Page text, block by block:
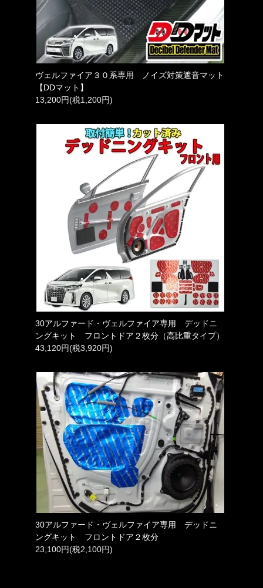
ヴェルファイア３０系専用 ノイズ対策遮音マット
【DDマット】
13,200円(税1,200円)
30アルファード・ヴェルファイア専用 デッドニ
ングキット フロントドア２枚分（高比重タイプ）
43,120円(税3,920円)
30アルファード・ヴェルファイア専用 デッドニ
ングキット フロントドア２枚分
23,100円(税2,100円)